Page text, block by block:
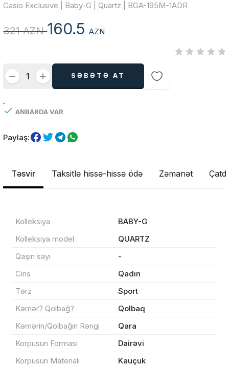
Casio Exclusive | Baby-G | Quartz | BGA-195M-1ADR
321 AZN160.5AZN
SƏBƏTƏ AT
.
ANBARDA VAR
Paylaş:
Təsvir Taksitlə hissə-hissə ödə Zəmanət
Kolleksiya
BABY-G
Kolleksiya model
QUARTZ
Qaşın sayı
-
Cins
Qadın
Tərz
Sport
Kəmər? Qolbağ?
Qolbaq
Kəmərin/Qolbağın Rəngi
Qara
Korpusun Forması
Dairəvi
Korpusun Materialı
Kauçuk